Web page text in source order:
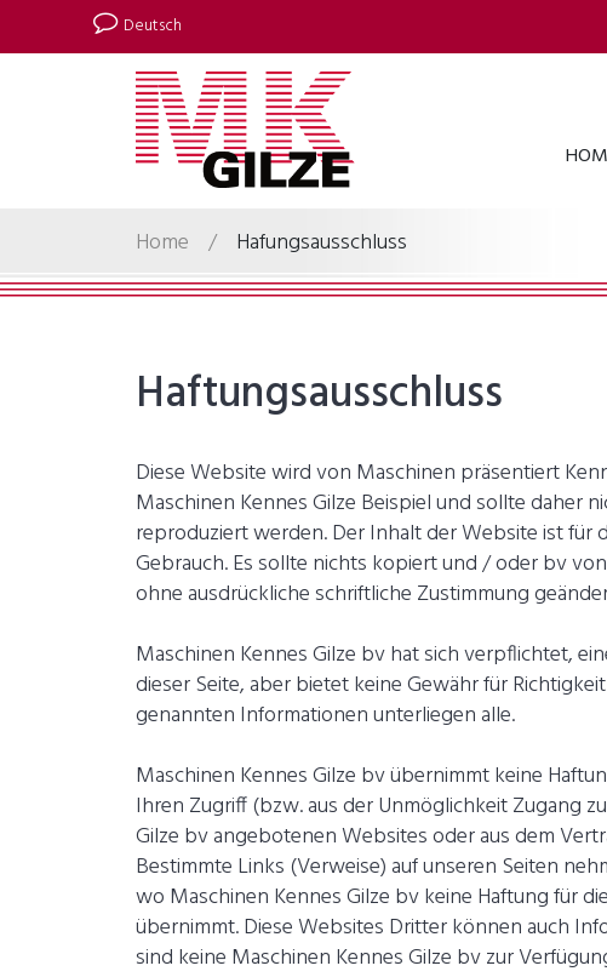
Deutsch
Home / Hafungsausschluss
Haftungsausschluss
Diese Website wird von Maschinen präsentiert
Maschinen Kennes Gilze Beispiel und sollte daher
reproduziert werden. Der Inhalt der Website ist für
Gebrauch. Es sollte nichts kopiert und / oder bv
ohne ausdrückliche schriftliche Zustimmung
Maschinen Kennes Gilze bv hat sich verpflichtet,
dieser Seite, aber bietet keine Gewähr für
genannten Informationen unterliegen alle.
Maschinen Kennes Gilze bv übernimmt keine
Ihren Zugriff (bzw. aus der Unmöglichkeit Zugang
Gilze bv angebotenen Websites oder aus dem
Bestimmte Links (Verweise) auf unseren Seiten
wo Maschinen Kennes Gilze bv keine Haftung für
übernimmt. Diese Websites Dritter können auch
sind keine Maschinen Kennes Gilze bv zur